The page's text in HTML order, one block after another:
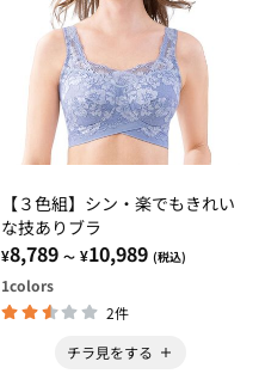
【３色組】シン・楽でもきれい
な技ありブラ
¥8,789 ～ ¥10,989 (税込)
1colors
2件
チラ見をする